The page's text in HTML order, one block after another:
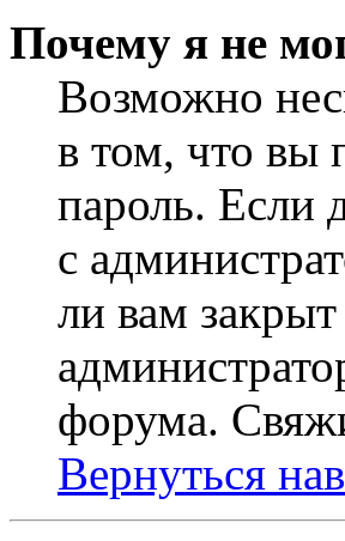
Почему я не
Возможно
в том, что вы
пароль. Если
с
ли вам
форума.
Вернуться